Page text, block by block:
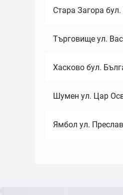
Стара Загора
Търговище ул.
Хасково бул.
Шумен ул. Цар
Ямбол ул.